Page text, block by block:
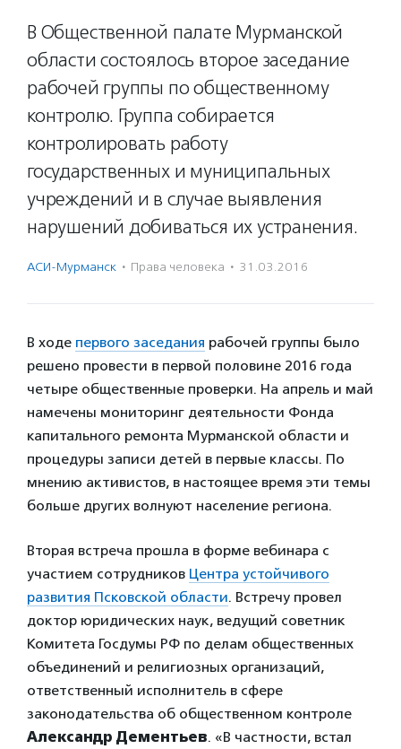
В Общественной палате Мурманской
области состоялось второе заседание
рабочей группы по общественному
контролю. Группа собирается
контролировать работу
государственных и муниципальных
учреждений и в случае выявления
нарушений добиваться их устранения.
АСИ-Мурманск · Права человека · 31.03.2016
В ходе первого заседания рабочей группы было
решено провести в первой половине 2016 года
четыре общественные проверки. На апрель и май
намечены мониторинг деятельности Фонда
капитального ремонта Мурманской области и
процедуры записи детей в первые классы. По
мнению активистов, в настоящее время эти темы
больше других волнуют население региона.
Вторая встреча прошла в форме вебинара с
участием сотрудников Центра устойчивого
развития Псковской области. Встречу провел
доктор юридических наук, ведущий советник
Комитета Госдумы РФ по делам общественных
объединений и религиозных организаций,
ответственный исполнитель в сфере
законодательства об общественном контроле
Александр Дементьев. «В частности, встал